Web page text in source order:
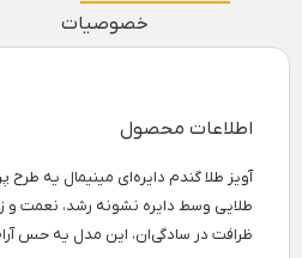
خصوصیات
اطلاعات محصول
آویز طلا گندم دایره‌ای مینیمال یه طرح
طلایی وسط دایره نشونه رشد، نعمت و
ظرافت در سادگی‌ان، این مدل یه حس